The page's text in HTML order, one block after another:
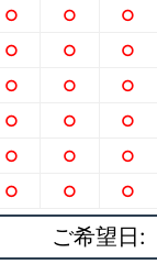
○
○
○
○
○
○
○
○
○
○
○
○
○
○
○
○
○
○
ご希望日: